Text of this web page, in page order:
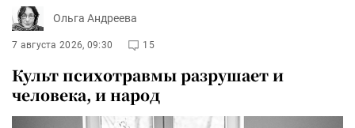
Ольга Андреева
7 августа 2026, 09:30 15
Культ психотравмы разрушает и
человека, и народ